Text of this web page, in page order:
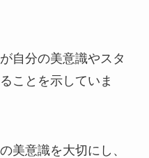
自分の美意識やスタ
ことを示していま
美意識を大切にし、